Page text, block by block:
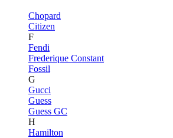
Chopard
Citizen
F
Fendi
Frederique Constant
Fossil
G
Gucci
Guess
Guess GC
H
Hamilton